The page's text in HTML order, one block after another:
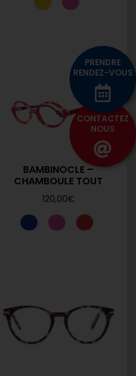
BAMBINOCLE –
CHAMBOULE TOUT
120,00€
PRENDRE
RENDEZ-VOUS
CONTACTEZ
NOUS